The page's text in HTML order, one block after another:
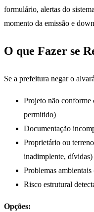
formulário, alertas do
momento da emissão e
O que Fazer se
Se a prefeitura negar o
Projeto não
permitido)
Documentação
Proprietário ou
inadimplente, dívidas)
Problemas
Risco estrutural
Opções: